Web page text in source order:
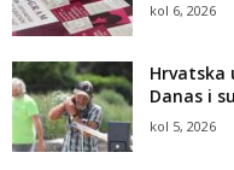
kol 6, 2026
Hrvatska
Danas i
kol 5, 2026